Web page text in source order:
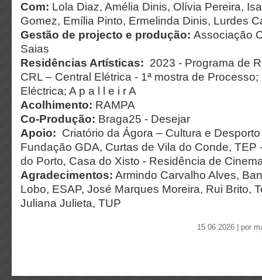
Com: Lola Diaz, Amélia Dinis, Olívia Pereira,
Gomez, Emília Pinto, Ermelinda Dinis, Lurdes
Gestão de projecto e produção: Associação
Saias
Residências Artísticas: 2023 - Programa de
CRL – Central Elétrica - 1ª mostra de
Eléctrica; A p a l l e i r A
Acolhimento: RAMPA
Co-Produção: Braga25 - Desejar
Apoio: Criatório da Ágora – Cultura e
Fundação GDA, Curtas de Vila do Conde, TEP
do Porto, Casa do Xisto - Residência de
Agradecimentos: Armindo Carvalho Alves,
Lobo, ESAP, José Marques Moreira, Rui Brito,
Juliana Julieta, TUP
15.06.2026 | por